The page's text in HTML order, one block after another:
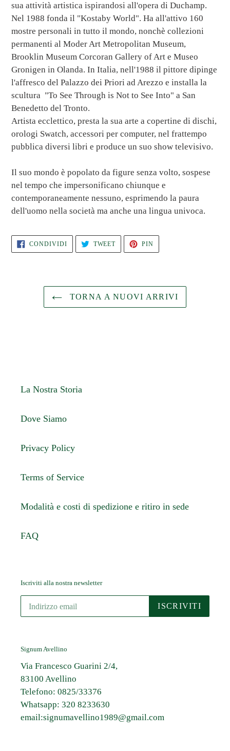
sua attività artistica ispirandosi all'opera di Duchamp.
Nel 1988 fonda il "Kostaby World". Ha all'attivo 160
mostre personali in tutto il mondo, nonchè collezioni
permanenti al Moder Art Metropolitan Museum,
Brooklin Museum Corcoran Gallery of Art e Museo
Gronigen in Olanda. In Italia, nell'1988 il pittore dipinge
l'affresco del Palazzo dei Priori ad Arezzo e installa la
scultura "To See Through is Not to See Into" a San
Benedetto del Tronto.
Artista ecclettico, presta la sua arte a copertine di dischi,
orologi Swatch, accessori per computer, nel frattempo
pubblica diversi libri e produce un suo show televisivo.
Il suo mondo è popolato da figure senza volto, sospese
nel tempo che impersonificano chiunque e
contemporaneamente nessuno, esprimendo la paura
dell'uomo nella società ma anche una lingua univoca.
CONDIVIDICONDIVIDI
FACEBOOK
TWEETTWITTA
TWITTER
PIN
PINTEREST
TORNA A NUOVI ARRIVI
La Nostra Storia
Dove Siamo
Privacy Policy
Terms of Service
Modalità e costi di spedizione e ritiro in sede
FAQ
Iscriviti alla nostra newsletter
ISCRIVITI
Signum Avellino
Via Francesco Guarini 2/4,
83100 Avellino
Telefono: 0825/33376
Whatsapp: 320 8233630
email:signumavellino1989@gmail.com